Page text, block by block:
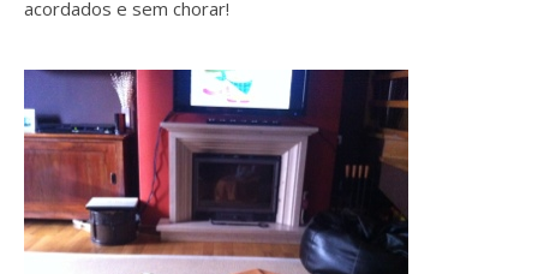
acordados e sem chorar!